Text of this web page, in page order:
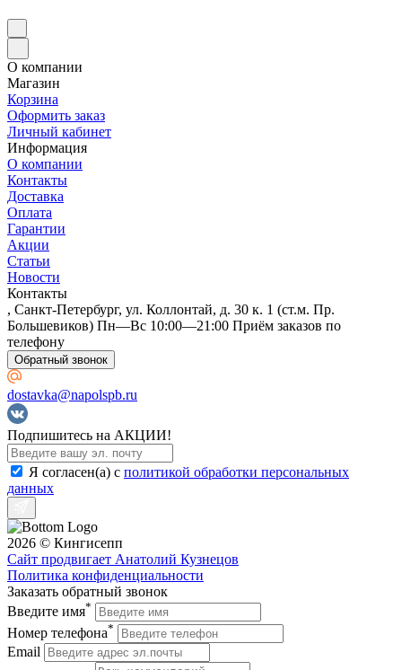
О компании
Магазин
Корзина
Оформить заказ
Личный кабинет
Информация
О компании
Контакты
Доставка
Оплата
Гарантии
Акции
Статьи
Новости
Контакты
, Санкт-Петербург, ул. Коллонтай, д. 30 к. 1 (ст.м. Пр.
Большевиков) Пн—Вс 10:00—21:00 Приём заказов по
телефону
Обратный звонок
dostavka@napolspb.ru
Подпишитесь на АКЦИИ!
Я согласен(a) с политикой обработки персональных
данных
2026 © Кингисепп
Сайт продвигает Анатолий Кузнецов
Политика конфиденциальности
Заказать обратный звонок
Введите имя*
Номер телефона*
Email